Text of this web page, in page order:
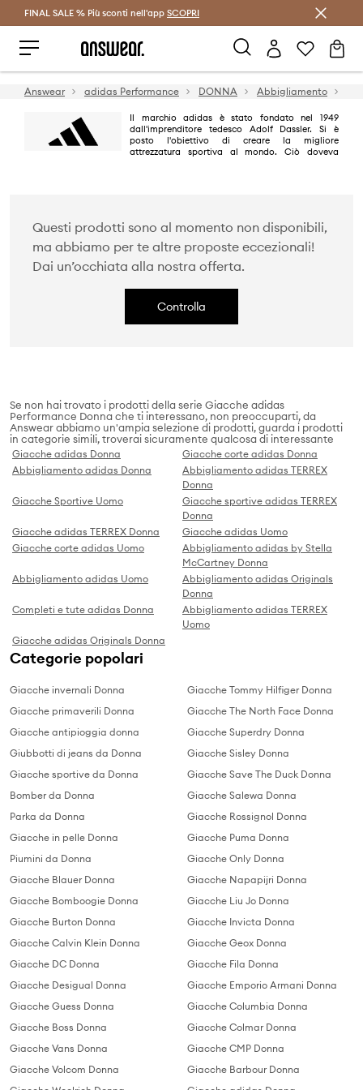
Risparmia con Answear Club >
FINAL SALE % Più sconti nell'app SCOPRI
Answear adidas Performance DONNA Abbigliamento
Il marchio adidas è stato fondato nel 1949
dall'imprenditore tedesco Adolf Dassler. Si è
posto l'obiettivo di creare la migliore
attrezzatura sportiva al mondo. Ciò doveva
Questi prodotti sono al momento non disponibili,
ma abbiamo per te altre proposte eccezionali!
Dai un’occhiata alla nostra offerta.
Controlla
Se non hai trovato i prodotti della serie Giacche adidas
Performance Donna che ti interessano, non preoccuparti, da
Answear abbiamo un'ampia selezione di prodotti, guarda i prodotti
in categorie simili, troverai sicuramente qualcosa di interessante
Giacche adidas Donna
Giacche corte adidas Donna
Abbigliamento adidas Donna
Abbigliamento adidas TERREX
Donna
Giacche Sportive Uomo
Giacche sportive adidas TERREX
Donna
Giacche adidas TERREX Donna
Giacche adidas Uomo
Giacche corte adidas Uomo
Abbigliamento adidas by Stella
McCartney Donna
Abbigliamento adidas Uomo
Abbigliamento adidas Originals
Donna
Completi e tute adidas Donna
Abbigliamento adidas TERREX
Uomo
Giacche adidas Originals Donna
Categorie popolari
Giacche invernali Donna
Giacche primaverili Donna
Giacche antipioggia donna
Giubbotti di jeans da Donna
Giacche sportive da Donna
Bomber da Donna
Parka da Donna
Giacche in pelle Donna
Piumini da Donna
Giacche Blauer Donna
Giacche Bomboogie Donna
Giacche Burton Donna
Giacche Calvin Klein Donna
Giacche DC Donna
Giacche Desigual Donna
Giacche Guess Donna
Giacche Boss Donna
Giacche Vans Donna
Giacche Volcom Donna
Giacche Tommy Hilfiger Donna
Giacche The North Face Donna
Giacche Superdry Donna
Giacche Sisley Donna
Giacche Save The Duck Donna
Giacche Salewa Donna
Giacche Rossignol Donna
Giacche Puma Donna
Giacche Only Donna
Giacche Napapijri Donna
Giacche Liu Jo Donna
Giacche Invicta Donna
Giacche Geox Donna
Giacche Fila Donna
Giacche Emporio Armani Donna
Giacche Columbia Donna
Giacche Colmar Donna
Giacche CMP Donna
Giacche Barbour Donna